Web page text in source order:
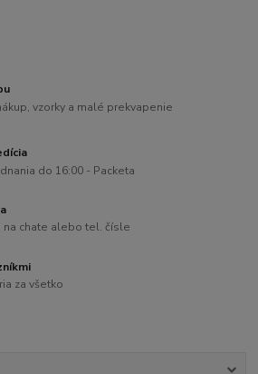
vzorky a malé prekvapenie
do 16:00 - Packeta
na chate alebo tel. čísle
za všetko